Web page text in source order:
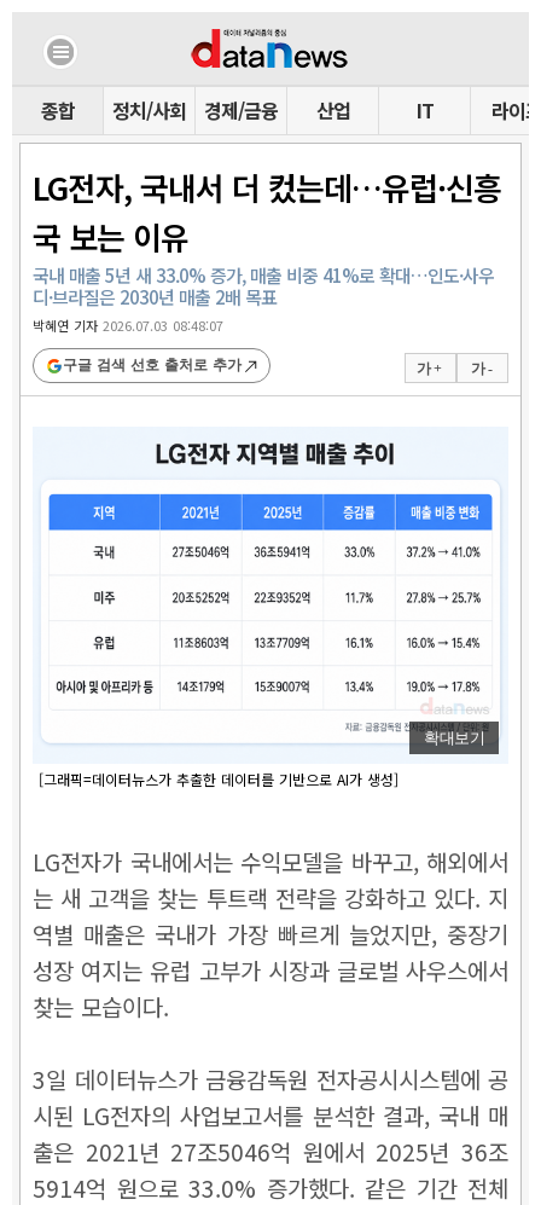
종합 정치/사회 경제/금융 산업 IT 라이프
LG전자, 국내서 더 컸는데…유럽·신흥
국 보는 이유
국내 매출 5년 새 33.0% 증가, 매출 비중 41%로 확대…인도·사우
디·브라질은 2030년 매출 2배 목표
박혜연 기자2026.07.03 08:48:07
가 + 가 -
구글 검색 선호 출처로 추가
확대보기
[그래픽=데이터뉴스가 추출한 데이터를 기반으로 AI가 생성]
LG전자가 국내에서는 수익모델을 바꾸고, 해외에서
는 새 고객을 찾는 투트랙 전략을 강화하고 있다. 지
역별 매출은 국내가 가장 빠르게 늘었지만, 중장기
성장 여지는 유럽 고부가 시장과 글로벌 사우스에서
찾는 모습이다.
3일 데이터뉴스가 금융감독원 전자공시시스템에 공
시된 LG전자의 사업보고서를 분석한 결과, 국내 매
출은 2021년 27조5046억 원에서 2025년 36조
5914억 원으로 33.0% 증가했다. 같은 기간 전체